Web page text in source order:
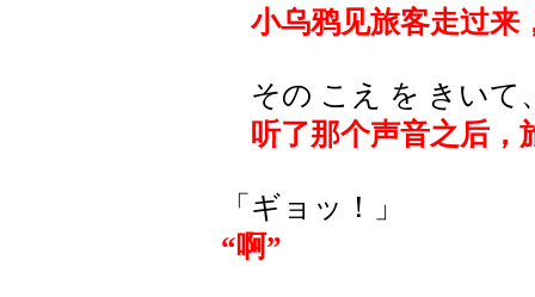
小乌鸦见旅客走过来
その こえ を きいて
听了那个声音之后，
「ギョッ！」
“啊”